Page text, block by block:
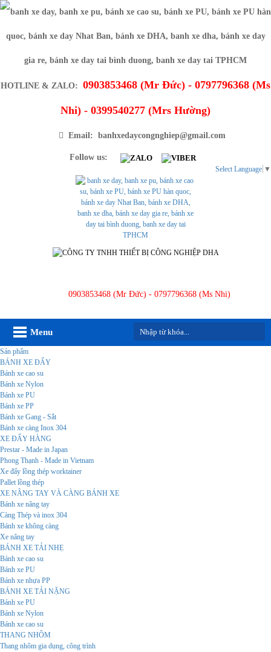
HOTLINE & ZALO: 0903853468 (Mr Đức) - 0797796368 (Ms
Nhi) - 0399540277 (Mrs Hường)
Email: banhxedaycongnghiep@gmail.com
Follow us:
0903853468 (Mr Đức) - 0797796368 (Ms Nhi)
Select Language ▼
Menu
Sản phẩm
BÁNH XE ĐẨY
Bánh xe cao su
Bánh xe Nylon
Bánh xe PU
Bánh xe PP
Bánh xe Gang - Sắt
Bánh xe càng Inox 304
XE ĐẨY HÀNG
Prestar - Made in Japan
Phong Thạnh - Made in Vietnam
Xe đẩy lồng thép worktainer
Pallet lồng thép
XE NÂNG TAY VÀ CÀNG BÁNH XE
Bánh xe nâng tay
Càng Thép và inox 304
Bánh xe không càng
Xe nâng tay
BÁNH XE TẢI NHẸ
Bánh xe cao su
Bánh xe PU
Bánh xe nhựa PP
BÁNH XE TẢI NẶNG
Bánh xe PU
Bánh xe Nylon
Bánh xe cao su
THANG NHÔM
Thang nhôm gia dụng, công trình